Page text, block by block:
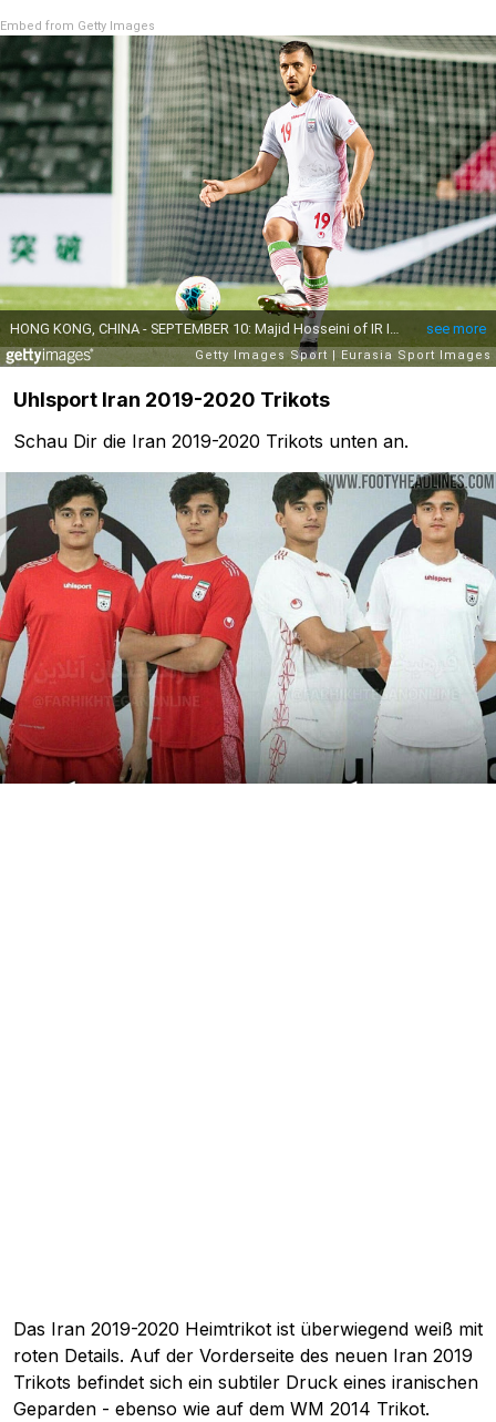
Embed from Getty Images
Uhlsport Iran 2019-2020 Trikots
Schau Dir die Iran 2019-2020 Trikots unten an.
Das Iran 2019-2020 Heimtrikot ist überwiegend weiß mit
roten Details. Auf der Vorderseite des neuen Iran 2019
Trikots befindet sich ein subtiler Druck eines iranischen
Geparden - ebenso wie auf dem WM 2014 Trikot.